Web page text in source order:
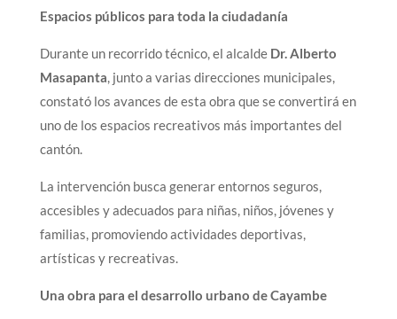
Espacios públicos para toda la ciudadanía
Durante un recorrido técnico, el alcalde Dr. Alberto
Masapanta, junto a varias direcciones municipales,
constató los avances de esta obra que se convertirá en
uno de los espacios recreativos más importantes del
cantón.
La intervención busca generar entornos seguros,
accesibles y adecuados para niñas, niños, jóvenes y
familias, promoviendo actividades deportivas,
artísticas y recreativas.
Una obra para el desarrollo urbano de Cayambe